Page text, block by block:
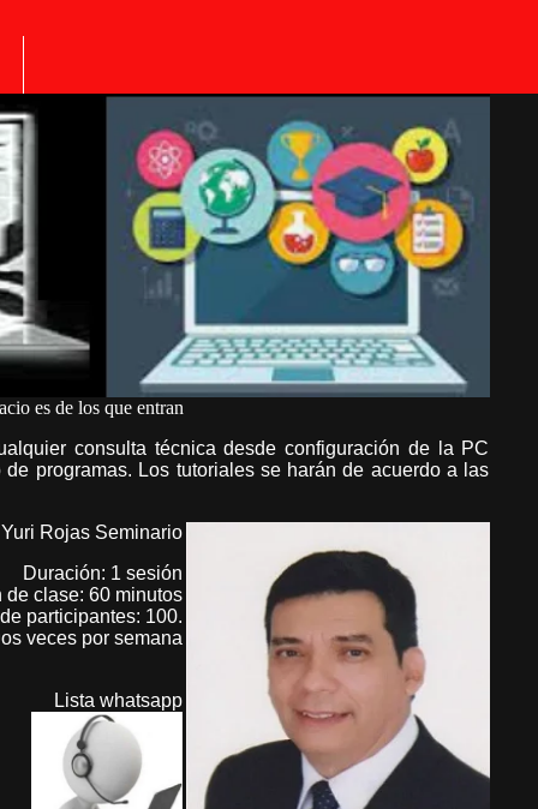
es de los que entran
consulta técnica desde configuración de la PC
programas. Los tutoriales se harán de acuerdo a las
Rojas Seminario
Duración: 1 sesión
de clase: 60 minutos
participantes: 100.
veces por semana
Lista whatsapp